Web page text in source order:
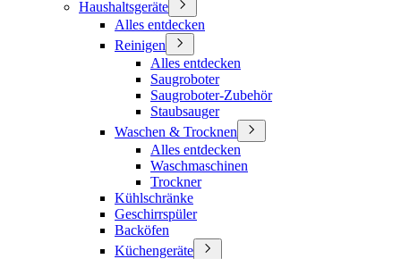
Haushaltsgeräte
Alles entdecken
Reinigen
Alles entdecken
Saugroboter
Saugroboter-Zubehör
Staubsauger
Waschen & Trocknen
Alles entdecken
Waschmaschinen
Trockner
Kühlschränke
Geschirrspüler
Backöfen
Küchengeräte